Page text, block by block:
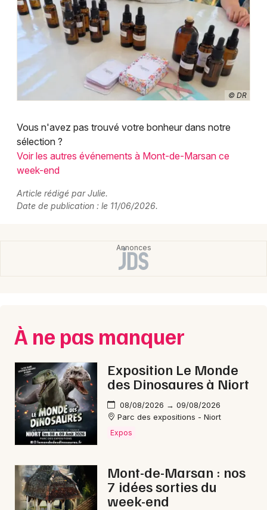
© DR
Vous n'avez pas trouvé votre bonheur dans notre
sélection ?
Voir les autres événements à Mont-de-Marsan ce
week-end
Article rédigé par Julie.
Date de publication : le 11/06/2026.
À ne pas manquer
Exposition Le Monde
des Dinosaures à Niort
08/08/2026 → 09/08/2026
Parc des expositions - Niort
Expos
Mont-de-Marsan : nos
7 idées sorties du
week-end